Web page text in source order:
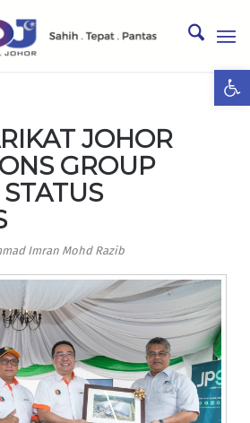
JOHOR
GROUP
Imran Mohd Razib